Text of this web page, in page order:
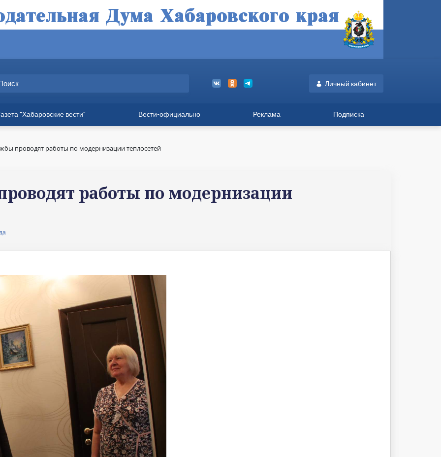
Личный кабинет
"Хабаровские вести"
для хабаровчан
Вести-официально Реклама Подписка
проводят работы по модернизации теплосетей
работы по модернизации